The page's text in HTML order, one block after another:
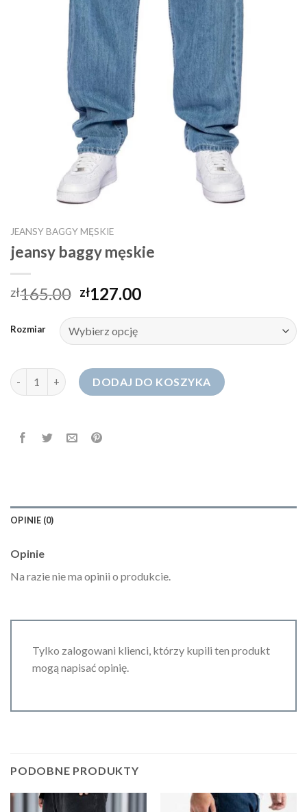
JEANSY BAGGY MĘSKIE
jeansy baggy męskie
zł165.00 zł127.00
Rozmiar
ilość jeansy baggy męskieDODAJ DO KOSZYKA
OPINIE (0)
Opinie
Na razie nie ma opinii o produkcie.
Tylko zalogowani klienci, którzy kupili ten produkt
mogą napisać opinię.
PODOBNE PRODUKTY